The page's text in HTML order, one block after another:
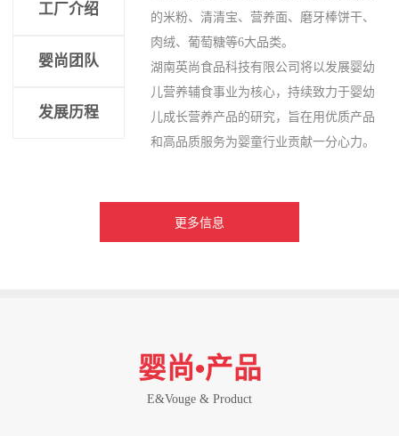
工厂介绍
婴尚团队
发展历程
的米粉、清清宝、营养面、磨牙棒饼干、
肉绒、葡萄糖等6大品类。
湖南英尚食品科技有限公司将以发展婴幼
儿营养辅食事业为核心，持续致力于婴幼
儿成长营养产品的研究，旨在用优质产品
和高品质服务为婴童行业贡献一分心力。
更多信息
婴尚•产品
E&Vouge & Product